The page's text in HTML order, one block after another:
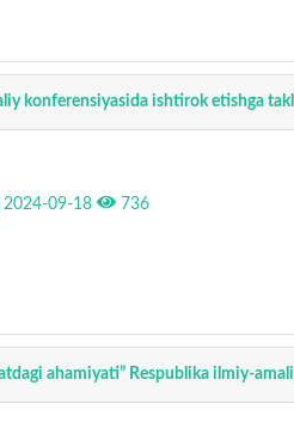
konferensiyasida ishtirok etishga
2024-09-18 736
ahamiyati” Respublika ilmiy-